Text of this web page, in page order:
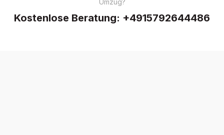
Umzug?
Kostenlose Beratung: +4915792644486